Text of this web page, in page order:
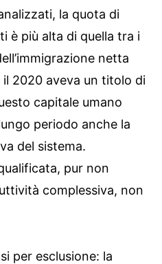
la quota di
è più alta di quella tra i
netta
2020 aveva un titolo di
capitale umano
periodo anche la
del sistema.
pur non
complessiva, non
per esclusione: la